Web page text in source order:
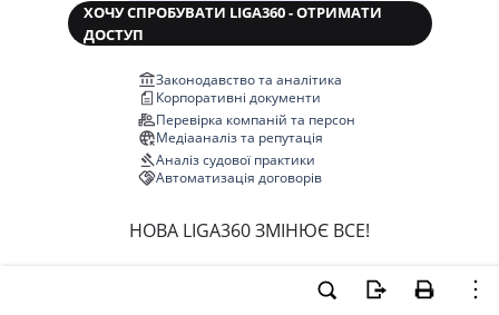
ХОЧУ СПРОБУВАТИ LIGA360 - ОТРИМАТИ
ДОСТУП
Законодавство та аналітика
Корпоративні документи
Перевірка компаній та персон
Медіааналіз та репутація
Аналіз судової практики
Автоматизація договорів
НОВА LIGA360 ЗМІНЮЄ ВСЕ!